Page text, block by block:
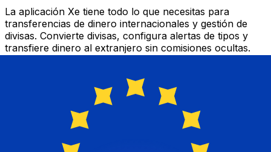
La aplicación Xe tiene todo lo que necesitas para
transferencias de dinero internacionales y gestión de
divisas. Convierte divisas, configura alertas de tipos y
transfiere dinero al extranjero sin comisiones ocultas.